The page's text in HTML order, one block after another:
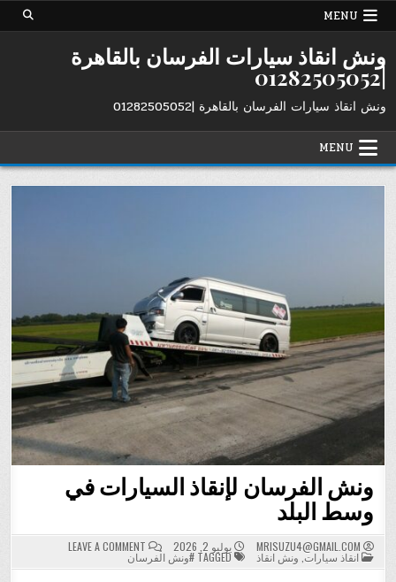
Skip
MENU
ونش انقاذ سيارات الفرسان بالقاهرة
|01282505052
ونش انقاذ سيارات الفرسان بالقاهرة |01282505052
MENU
ونش الفرسان لإنقاذ السيارات في
وسط البلد
MRISUZU4@GMAIL.COM يوليو 2, 2026 LEAVE A COMMENT
ON
ونش
الفرسان
POSTED
IN
انقاذ سيارات ونش انقاذ TAGGED #ونش الفرسان